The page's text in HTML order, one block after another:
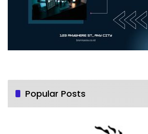
Popular Posts